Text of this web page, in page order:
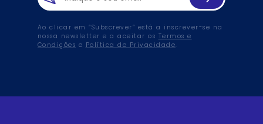
Ao clicar em “Subscrever” está a inscrever-se na
nossa newsletter e a aceitar os Termos e
Condições e Política de Privacidade.